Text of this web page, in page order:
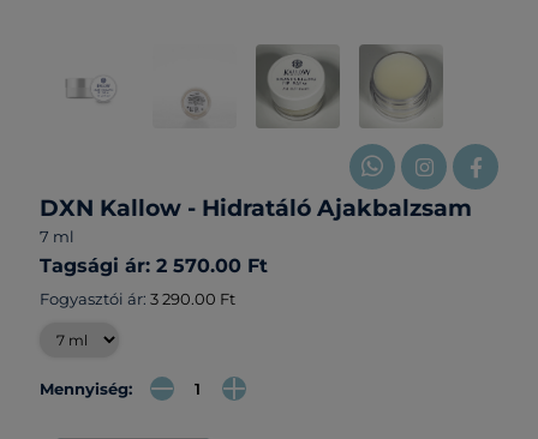
DXN Kallow - Hidratáló Ajakbalzsam
7 ml
Tagsági ár: 2 570.00 Ft
Fogyasztói ár: 3 290.00 Ft
Mennyiség: